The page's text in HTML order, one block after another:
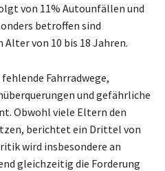
von 11% Autounfällen und
betroffen sind
von 10 bis 18 Jahren.
Fahrradwege,
und gefährliche
Obwohl viele Eltern den
berichtet ein Drittel von
wird insbesondere an
gleichzeitig die Forderung